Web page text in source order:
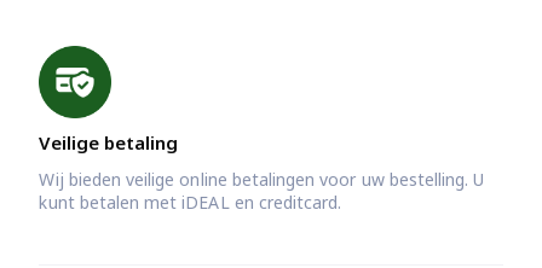
Veilige betaling
Wij bieden veilige online betalingen voor uw bestelling. U
kunt betalen met iDEAL en creditcard.